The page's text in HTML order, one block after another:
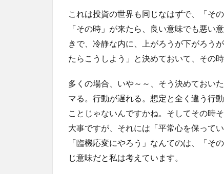
これは投資の世界も同じなはずで、「そ
「その時」が来たら、良い意味でも悪い
きで、冷静な内に、上がろうが下がろう
たらこうしよう」と決めておいて、その
多くの場合、いや～～、そう決めておい
マる。行動が遅れる。想定と全く違う行
ことじゃないんですかね。そしてその時
大事ですが、それには「平常心を保って
「臨機応変にやろう」なんてのは、「そ
じ意味だと私は考えています。